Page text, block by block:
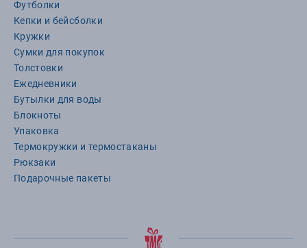
Футболки
Кепки и бейсболки
Кружки
Сумки для покупок
Толстовки
Ежедневники
Бутылки для воды
Блокноты
Упаковка
Термокружки и термостаканы
Рюкзаки
Подарочные пакеты